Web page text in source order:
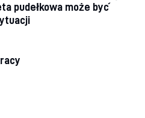
pudełkowa może być